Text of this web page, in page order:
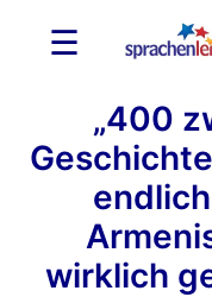
☰
„400
wirklich